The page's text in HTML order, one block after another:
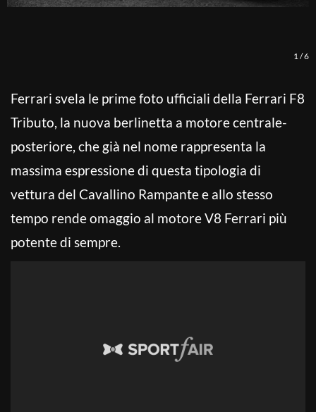
1 /6
Ferrari svela le prime foto ufficiali della Ferrari F8
Tributo, la nuova berlinetta a motore centrale-
posteriore, che già nel nome rappresenta la
massima espressione di questa tipologia di
vettura del Cavallino Rampante e allo stesso
tempo rende omaggio al motore V8 Ferrari più
potente di sempre.